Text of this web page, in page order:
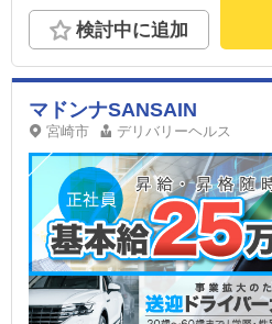
検討中に追加
マドンナSANSAIN
宮崎市 デリバリーヘルス